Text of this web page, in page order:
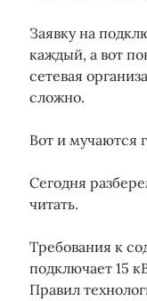
Охранные зоны
Подключение
Правила ТП
Россети СНТ
Суд Тарифы
Электрозарядки
нежилое помещение
Заявку на
каждый, а вот
сетевая
сложно.
Вот и мучаются
Сегодня
читать.
Требования к
подключает 15
Правил